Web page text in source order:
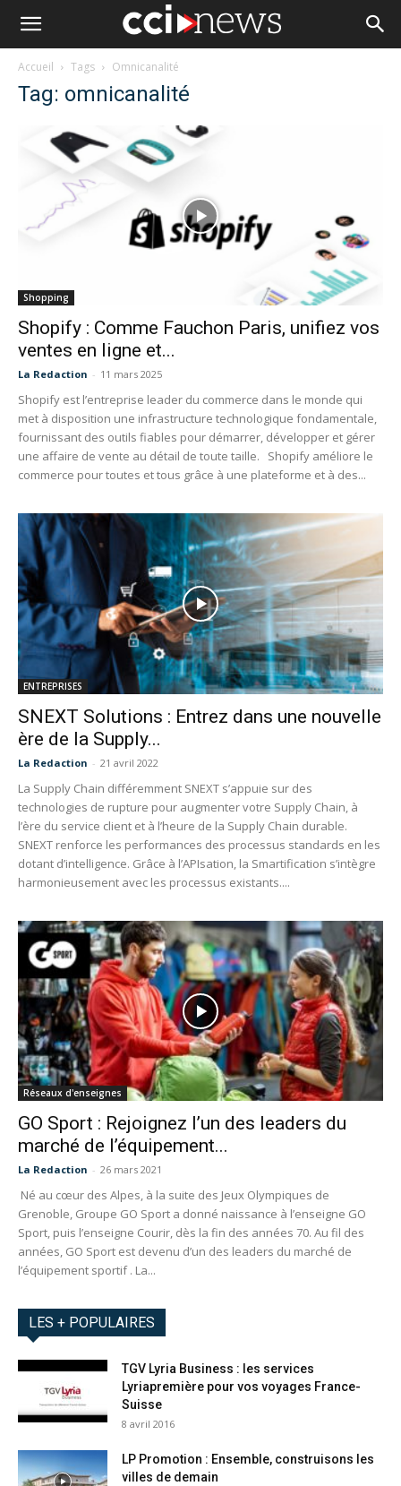
Accueil Tags Omnicanalité
Tag: omnicanalité
Shopping
Shopify : Comme Fauchon Paris, unifiez vos
ventes en ligne et...
La Redaction - 11 mars 2025
Shopify est l’entreprise leader du commerce dans le monde qui
met à disposition une infrastructure technologique fondamentale,
fournissant des outils fiables pour démarrer, développer et gérer
une affaire de vente au détail de toute taille. Shopify améliore le
commerce pour toutes et tous grâce à une plateforme et à des...
ENTREPRISES
SNEXT Solutions : Entrez dans une nouvelle
ère de la Supply...
La Redaction - 21 avril 2022
La Supply Chain différemment SNEXT s’appuie sur des
technologies de rupture pour augmenter votre Supply Chain, à
l’ère du service client et à l’heure de la Supply Chain durable.
SNEXT renforce les performances des processus standards en les
dotant d’intelligence. Grâce à l’APIsation, la Smartification s’intègre
harmonieusement avec les processus existants....
Réseaux d'enseignes
GO Sport : Rejoignez l’un des leaders du
marché de l’équipement...
La Redaction - 26 mars 2021
Né au cœur des Alpes, à la suite des Jeux Olympiques de
Grenoble, Groupe GO Sport a donné naissance à l’enseigne GO
Sport, puis l’enseigne Courir, dès la fin des années 70. Au fil des
années, GO Sport est devenu d’un des leaders du marché de
l’équipement sportif . La...
LES + POPULAIRES
TGV Lyria Business : les services
Lyriapremière pour vos voyages France-
Suisse
8 avril 2016
LP Promotion : Ensemble, construisons les
villes de demain